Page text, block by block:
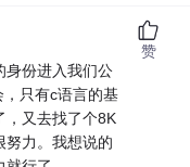
身份进入我们公
只有c语言的基
，又去找了个8K
努力。我想说的
赞